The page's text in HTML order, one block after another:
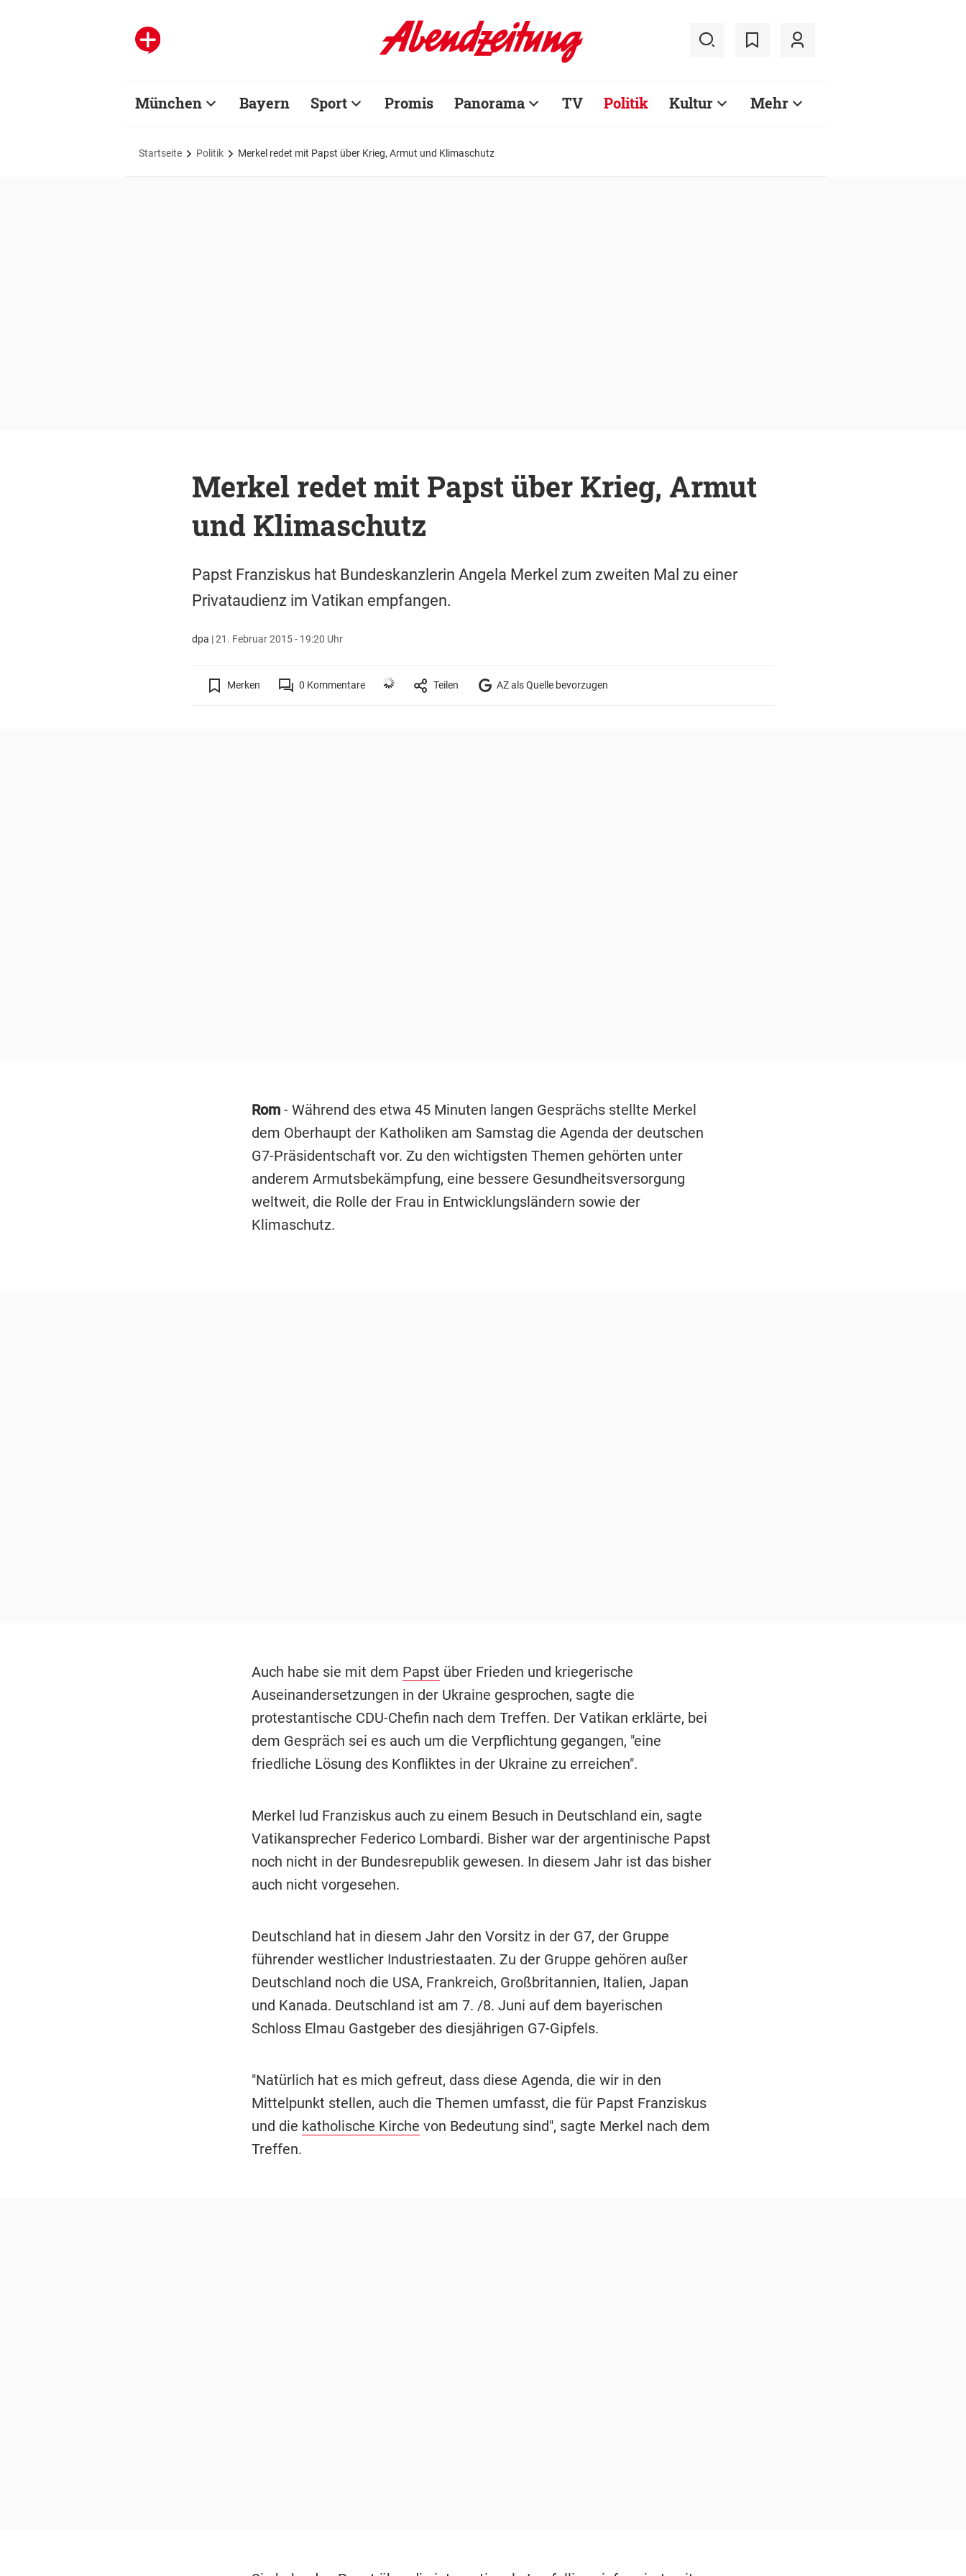
München Bayern Sport Promis Panorama TV Politik Kultur Mehr
Startseite Politik Merkel redet mit Papst über Krieg, Armut und Klimaschutz
Merkel redet mit Papst über Krieg, Armut
und Klimaschutz
Papst Franziskus hat Bundeskanzlerin Angela Merkel zum zweiten Mal zu einer
Privataudienz im Vatikan empfangen.
dpa |21. Februar 2015 - 19:20 Uhr
Merken 0 Kommentare Teilen AZ als Quelle bevorzugen
Rom- Während des etwa 45 Minuten langen Gesprächs stellte Merkel
dem Oberhaupt der Katholiken am Samstag die Agenda der deutschen
G7-Präsidentschaft vor. Zu den wichtigsten Themen gehörten unter
anderem Armutsbekämpfung, eine bessere Gesundheitsversorgung
weltweit, die Rolle der Frau in Entwicklungsländern sowie der
Klimaschutz.
Auch habe sie mit dem Papst über Frieden und kriegerische
Auseinandersetzungen in der Ukraine gesprochen, sagte die
protestantische CDU-Chefin nach dem Treffen. Der Vatikan erklärte, bei
dem Gespräch sei es auch um die Verpflichtung gegangen, "eine
friedliche Lösung des Konfliktes in der Ukraine zu erreichen".
Merkel lud Franziskus auch zu einem Besuch in Deutschland ein, sagte
Vatikansprecher Federico Lombardi. Bisher war der argentinische Papst
noch nicht in der Bundesrepublik gewesen. In diesem Jahr ist das bisher
auch nicht vorgesehen.
Deutschland hat in diesem Jahr den Vorsitz in der G7, der Gruppe
führender westlicher Industriestaaten. Zu der Gruppe gehören außer
Deutschland noch die USA, Frankreich, Großbritannien, Italien, Japan
und Kanada. Deutschland ist am 7. /8. Juni auf dem bayerischen
Schloss Elmau Gastgeber des diesjährigen G7-Gipfels.
"Natürlich hat es mich gefreut, dass diese Agenda, die wir in den
Mittelpunkt stellen, auch die Themen umfasst, die für Papst Franziskus
und die katholische Kirche von Bedeutung sind", sagte Merkel nach dem
Treffen.